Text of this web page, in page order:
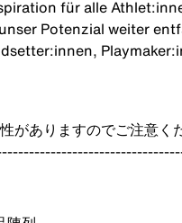
für alle
Potenzial weiter
がありますのでご注意く